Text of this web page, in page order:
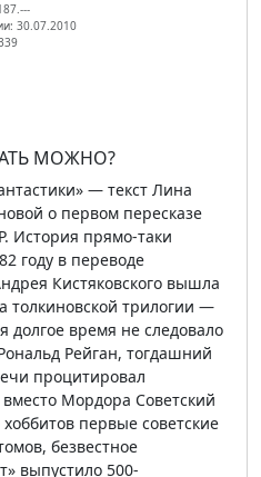
30.07.2010
МОЖНО?
— текст Лина
о первом пересказе
История прямо-таки
году в переводе
Кистяковского вышла
толкиновской трилогии —
долгое время не следовало
Рейган, тогдашний
процитировал
Мордора Советский
первые советские
безвестное
выпустило 500-